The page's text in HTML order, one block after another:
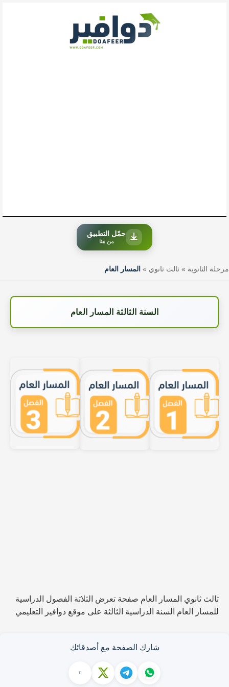
حمّل التطبيق
من هنا
مرحلة الثانوية » ثالث ثانوي » المسار العام
السنة الثالثة المسار العام
ثالث ثانوي المسار العام صفحة تعرض الثلاثة الفصول الدراسية
للمسار العام السنة الدراسية الثالثة على موقع دوافير التعليمي
شارك الصفحة مع أصدقائك